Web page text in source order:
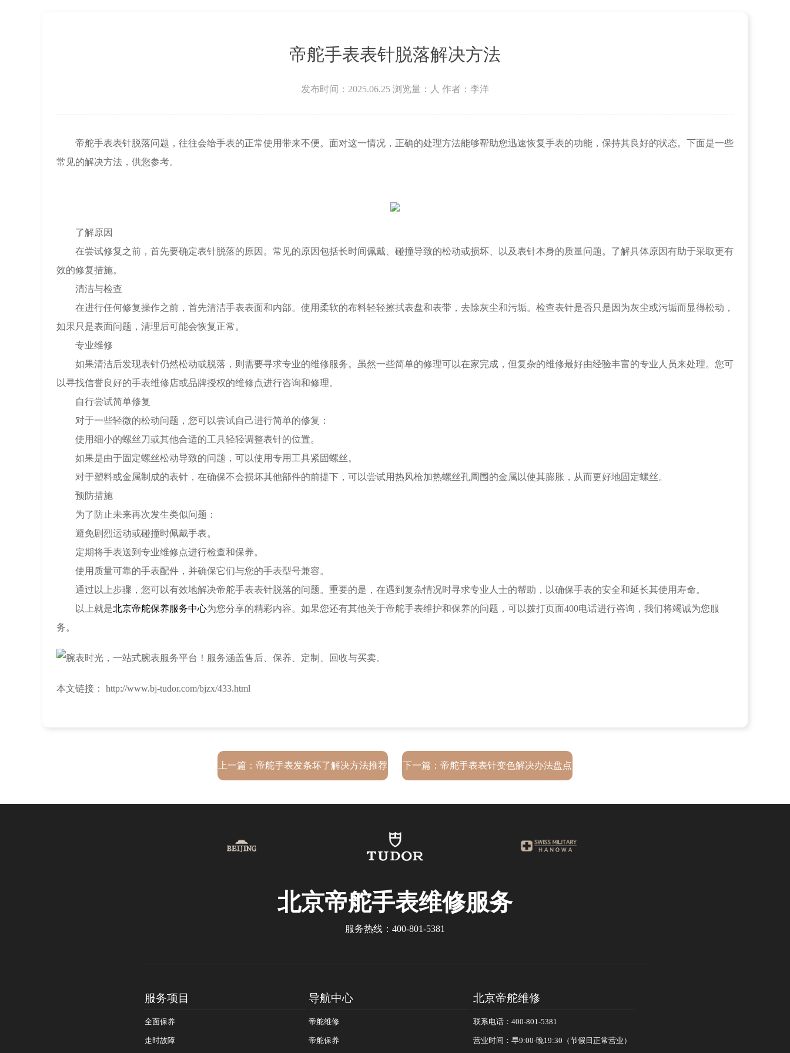
帝舵手表表针脱落解决方法
发布时间：2025.06.25 浏览量： 人 作者：李洋
帝舵手表表针脱落问题，往往会给手表的正常使用带来不便。面对这一情况，正确的处理方法能够帮助您迅速恢复手表的功能，保持其良好的状态。下面是一些
常见的解决方法，供您参考。
了解原因
在尝试修复之前，首先要确定表针脱落的原因。常见的原因包括长时间佩戴、碰撞导致的松动或损坏、以及表针本身的质量问题。了解具体原因有助于采取更有
效的修复措施。
清洁与检查
在进行任何修复操作之前，首先清洁手表表面和内部。使用柔软的布料轻轻擦拭表盘和表带，去除灰尘和污垢。检查表针是否只是因为灰尘或污垢而显得松动，
如果只是表面问题，清理后可能会恢复正常。
专业维修
如果清洁后发现表针仍然松动或脱落，则需要寻求专业的维修服务。虽然一些简单的修理可以在家完成，但复杂的维修最好由经验丰富的专业人员来处理。您可
以寻找信誉良好的手表维修店或品牌授权的维修点进行咨询和修理。
自行尝试简单修复
对于一些轻微的松动问题，您可以尝试自己进行简单的修复：
使用细小的螺丝刀或其他合适的工具轻轻调整表针的位置。
如果是由于固定螺丝松动导致的问题，可以使用专用工具紧固螺丝。
对于塑料或金属制成的表针，在确保不会损坏其他部件的前提下，可以尝试用热风枪加热螺丝孔周围的金属以使其膨胀，从而更好地固定螺丝。
预防措施
为了防止未来再次发生类似问题：
避免剧烈运动或碰撞时佩戴手表。
定期将手表送到专业维修点进行检查和保养。
使用质量可靠的手表配件，并确保它们与您的手表型号兼容。
通过以上步骤，您可以有效地解决帝舵手表表针脱落的问题。重要的是，在遇到复杂情况时寻求专业人士的帮助，以确保手表的安全和延长其使用寿命。
以上就是北京帝舵保养服务中心为您分享的精彩内容。如果您还有其他关于帝舵手表维护和保养的问题，可以拨打页面400电话进行咨询，我们将竭诚为您服
务。
本文链接： http://www.bj-tudor.com/bjzx/433.html
上一篇： 帝舵手表发条坏了解决方法推荐 下一篇：帝舵手表表针变色解决办法盘点
北京帝舵手表维修服务
服务热线： 400-801-5381
服务项目
全面保养
走时故障
导航中心
帝舵维修
帝舵保养
北京帝舵维修
联系电话：400-801-5381
营业时间：早9:00-晚19:30（节假日正常营业）